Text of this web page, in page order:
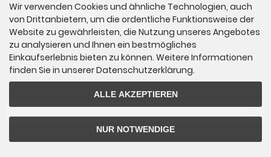
Newsletter-Anmeldung
Der Newsletter kann jederzeit hier oder in Ihrem Kundenkonto abbestellt werden.
Wir verwenden Cookies und ähnliche Technologien, auch
von Drittanbietern, um die ordentliche Funktionsweise der
Website zu gewährleisten, die Nutzung unseres Angebotes
zu analysieren und Ihnen ein bestmögliches
Einkaufserlebnis bieten zu können. Weitere Informationen
finden Sie in unserer Datenschutzerklärung.
ALLE AKZEPTIEREN
NUR NOTWENDIGE